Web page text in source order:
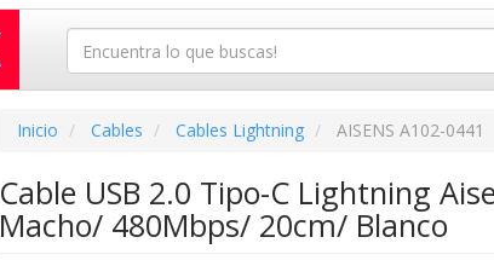
Inicio Cables Cables Lightning AISENS A102-0441
Cable USB 2.0 Tipo-C Lightning
Macho/ 480Mbps/ 20cm/ Blanco